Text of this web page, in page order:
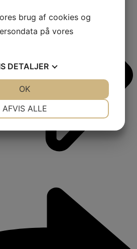
brug af cookies og
på vores
DETALJER
STATISTIK
AFVIS ALLE
OK